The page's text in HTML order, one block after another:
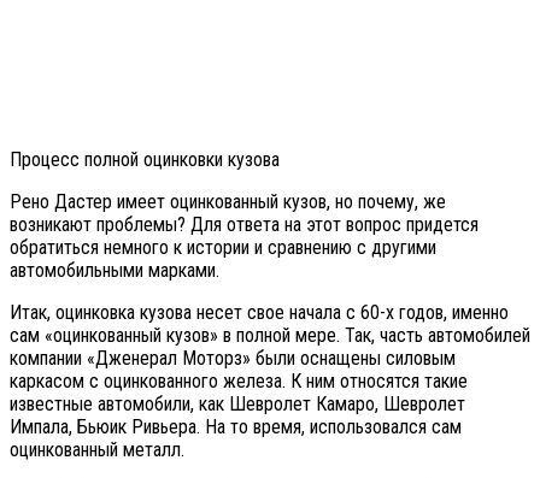
Процесс полной оцинковки кузова
Рено Дастер имеет оцинкованный кузов, но почему, же
возникают проблемы? Для ответа на этот вопрос придется
обратиться немного к истории и сравнению с другими
автомобильными марками.
Итак, оцинковка кузова несет свое начала с 60-х годов, именно
сам «оцинкованный кузов» в полной мере. Так, часть автомобилей
компании «Дженерал Моторз» были оснащены силовым
каркасом с оцинкованного железа. К ним относятся такие
известные автомобили, как Шевролет Камаро, Шевролет
Импала, Бьюик Ривьера. На то время, использовался сам
оцинкованный металл.